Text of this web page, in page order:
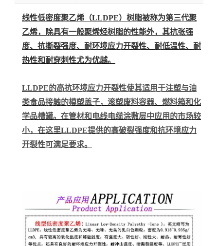
线性低密度聚乙烯（LLDPE）树脂被称为第三代聚
乙烯，除具有一般聚烯烃树脂的性能外，其抗张强
度、抗撕裂强度、耐环境应力开裂性、耐低温性、耐
热性和耐穿刺性尤为优越。
LLDPE的高抗环境应力开裂性使其适用于注塑与油
类食品接触的模塑盖子，滚塑废料容器、燃料箱和化
学品槽罐。在管材和电线电缆涂敷层中应用的市场较
小，在这里LLDPE提供的高破裂强度和抗环境应力
开裂性可满足要求。